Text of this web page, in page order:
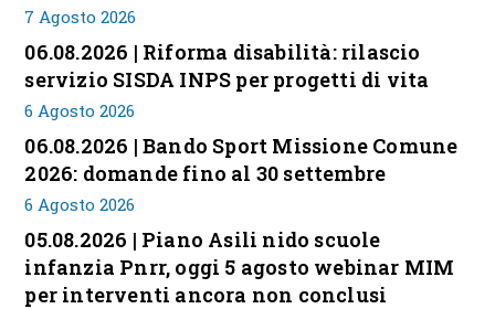
7 Agosto 2026
06.08.2026 | Riforma disabilità: rilascio
servizio SISDA INPS per progetti di vita
6 Agosto 2026
06.08.2026 | Bando Sport Missione Comune
2026: domande fino al 30 settembre
6 Agosto 2026
05.08.2026 | Piano Asili nido scuole
infanzia Pnrr, oggi 5 agosto webinar MIM
per interventi ancora non conclusi